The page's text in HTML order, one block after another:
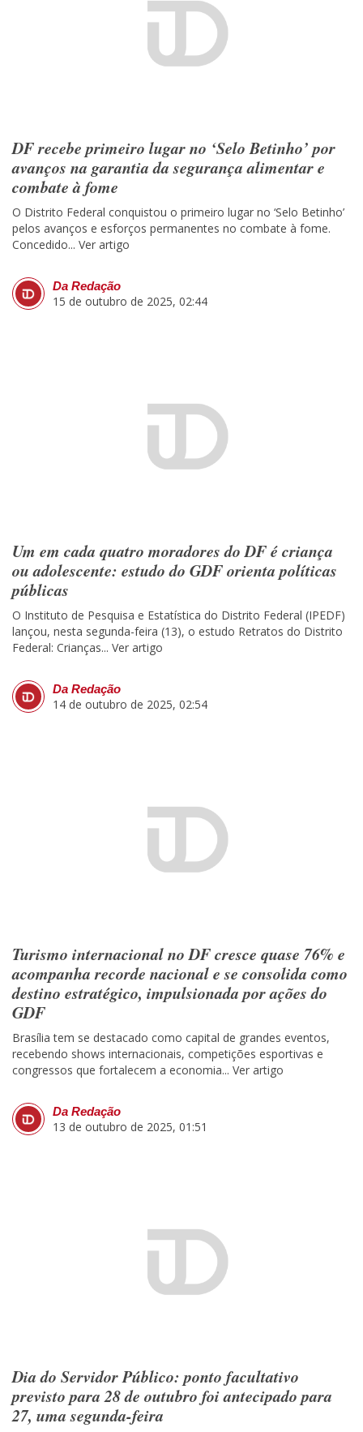
DF recebe primeiro lugar no ‘Selo Betinho’ por
avanços na garantia da segurança alimentar e
combate à fome
O Distrito Federal conquistou o primeiro lugar no ‘Selo Betinho’
pelos avanços e esforços permanentes no combate à fome.
Concedido... Ver artigo
Da Redação
15 de outubro de 2025, 02:44
Um em cada quatro moradores do DF é criança
ou adolescente: estudo do GDF orienta políticas
públicas
O Instituto de Pesquisa e Estatística do Distrito Federal (IPEDF)
lançou, nesta segunda-feira (13), o estudo Retratos do Distrito
Federal: Crianças... Ver artigo
Da Redação
14 de outubro de 2025, 02:54
Turismo internacional no DF cresce quase 76% e
acompanha recorde nacional e se consolida como
destino estratégico, impulsionada por ações do
GDF
Brasília tem se destacado como capital de grandes eventos,
recebendo shows internacionais, competições esportivas e
congressos que fortalecem a economia... Ver artigo
Da Redação
13 de outubro de 2025, 01:51
Dia do Servidor Público: ponto facultativo
previsto para 28 de outubro foi antecipado para
27, uma segunda-feira